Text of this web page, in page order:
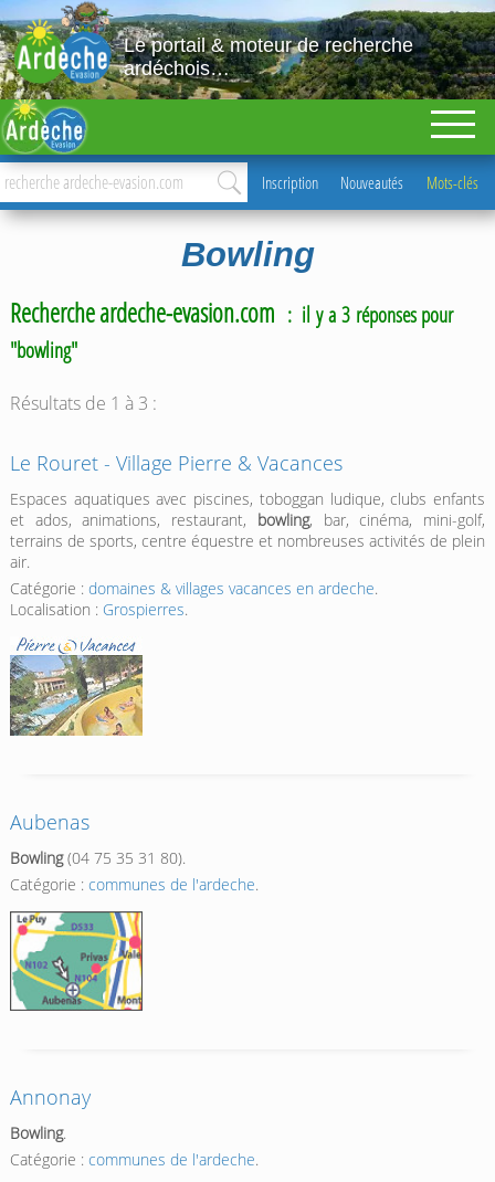
Le portail & moteur de recherche
ardéchois…
Inscription Nouveautés Mots-clés
Bowling
Recherche ardeche-evasion.com : il y a 3 réponses pour
"bowling"
Résultats de 1 à 3 :
Le Rouret - Village Pierre & Vacances
Espaces aquatiques avec piscines, toboggan ludique, clubs enfants
et ados, animations, restaurant, bowling, bar, cinéma, mini-golf,
terrains de sports, centre équestre et nombreuses activités de plein
air.
Catégorie : domaines & villages vacances en ardeche.
Localisation : Grospierres.
Aubenas
Bowling(04 75 35 31 80).
Catégorie : communes de l'ardeche.
Annonay
Bowling.
Catégorie : communes de l'ardeche.